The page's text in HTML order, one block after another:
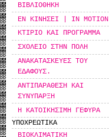
ΒΙΒΛΙΟΘΗΚΗ
ΕΝ ΚΙΝΗΣΕΙ | IN MOTION
ΚΤΙΡΙΟ ΚΑΙ ΠΡΟΓΡΑΜΜΑ
ΣΧΟΛΕΙΟ ΣΤΗΝ ΠΟΛΗ
ΑΝΑΚΑΤΑΣΚΕΥΕΣ ΤΟΥ
ΕΔΑΦΟΥΣ.
ΑΝΤΙΠΑΡΑΘΕΣΗ ΚΑΙ
ΣΥΝΥΠΑΡΞΗ
Η ΚΑΤΟΙΚΗΣΙΜΗ ΓΕΦΥΡΑ
ΥΠΟΧΡΕΩΤΙΚΑ